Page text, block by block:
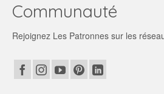
Communauté
Rejoignez Les Patronnes sur les